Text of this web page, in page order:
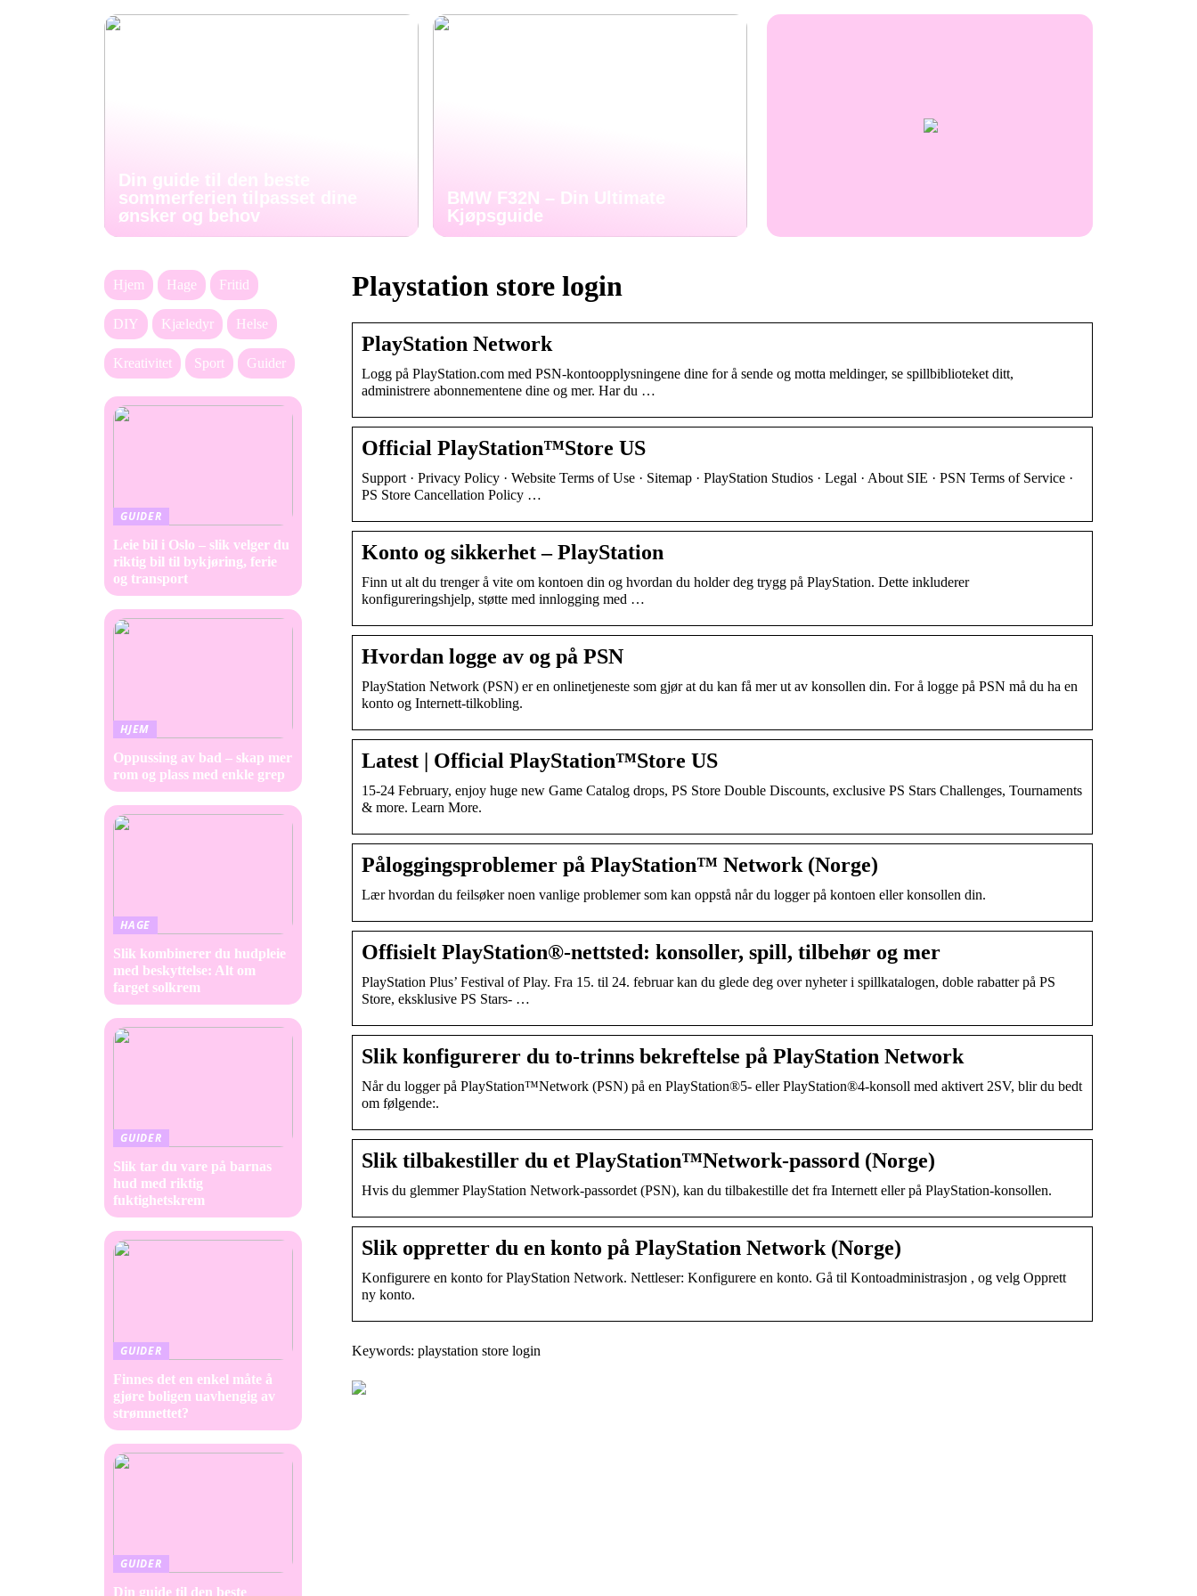
Din guide til den beste
sommerferien tilpasset dine
ønsker og behov
BMW F32N – Din Ultimate
Kjøpsguide
Playstation store login
PlayStation Network
Logg på PlayStation.com med PSN-kontoopplysningene dine for å sende og motta meldinger, se spillbiblioteket ditt,
administrere abonnementene dine og mer. Har du …
Official PlayStation™Store US
Support · Privacy Policy · Website Terms of Use · Sitemap · PlayStation Studios · Legal · About SIE · PSN Terms of Service ·
PS Store Cancellation Policy …
Konto og sikkerhet – PlayStation
Finn ut alt du trenger å vite om kontoen din og hvordan du holder deg trygg på PlayStation. Dette inkluderer
konfigureringshjelp, støtte med innlogging med …
Hvordan logge av og på PSN
PlayStation Network (PSN) er en onlinetjeneste som gjør at du kan få mer ut av konsollen din. For å logge på PSN må du ha en
konto og Internett-tilkobling.
Latest | Official PlayStation™Store US
15-24 February, enjoy huge new Game Catalog drops, PS Store Double Discounts, exclusive PS Stars Challenges, Tournaments
& more. Learn More.
Påloggingsproblemer på PlayStation™ Network (Norge)
Lær hvordan du feilsøker noen vanlige problemer som kan oppstå når du logger på kontoen eller konsollen din.
Offisielt PlayStation®-nettsted: konsoller, spill, tilbehør og mer
PlayStation Plus’ Festival of Play. Fra 15. til 24. februar kan du glede deg over nyheter i spillkatalogen, doble rabatter på PS
Store, eksklusive PS Stars- …
Slik konfigurerer du to-trinns bekreftelse på PlayStation Network
Når du logger på PlayStation™Network (PSN) på en PlayStation®5- eller PlayStation®4-konsoll med aktivert 2SV, blir du bedt
om følgende:.
Slik tilbakestiller du et PlayStation™Network-passord (Norge)
Hvis du glemmer PlayStation Network-passordet (PSN), kan du tilbakestille det fra Internett eller på PlayStation-konsollen.
Slik oppretter du en konto på PlayStation Network (Norge)
Konfigurere en konto for PlayStation Network. Nettleser: Konfigurere en konto. Gå til Kontoadministrasjon , og velg Opprett
ny konto.
Keywords: playstation store login
Hjem Hage Fritid
DIY Kjæledyr Helse
Kreativitet Sport Guider
GUIDER
Leie bil i Oslo – slik velger du
riktig bil til bykjøring, ferie
og transport
HJEM
Oppussing av bad – skap mer
rom og plass med enkle grep
HAGE
Slik kombinerer du hudpleie
med beskyttelse: Alt om
farget solkrem
GUIDER
Slik tar du vare på barnas
hud med riktig
fuktighetskrem
GUIDER
Finnes det en enkel måte å
gjøre boligen uavhengig av
strømnettet?
GUIDER
Din guide til den beste